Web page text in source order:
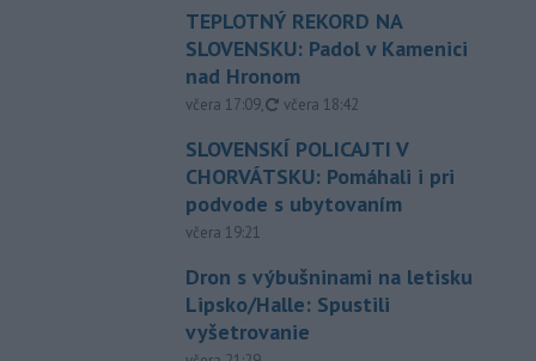
TEPLOTNÝ REKORD NA
SLOVENSKU: Padol v Kamenici
nad Hronom
včera 17:09, aktualizované
včera 18:42
SLOVENSKÍ POLICAJTI V
CHORVÁTSKU: Pomáhali i pri
podvode s ubytovaním
včera 19:21
Dron s výbušninami na letisku
Lipsko/Halle: Spustili
vyšetrovanie